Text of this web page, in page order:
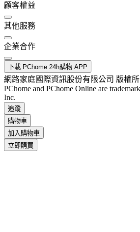
顧客權益
其他服務
企業合作
下載 PChome 24h購物 APP
網路家庭國際資訊股份有限公司 版權
PChome and PChome Online are
Inc.
追蹤
購物車
加入購物車
立即購買